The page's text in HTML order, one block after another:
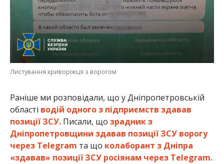
Листування криворіжця з ворогом
Раніше ми розповідали, що у Дніпропетровській
області водій одного з підприємств здавав
позиції ЗСУ.Писали, що зрадник з
Дніпропетровщини здавав позиції ЗСУ ворогу
через Telegram та що колаборант з Дніпра
«здавав» позиції ЗСУ росіянам через Telegram.